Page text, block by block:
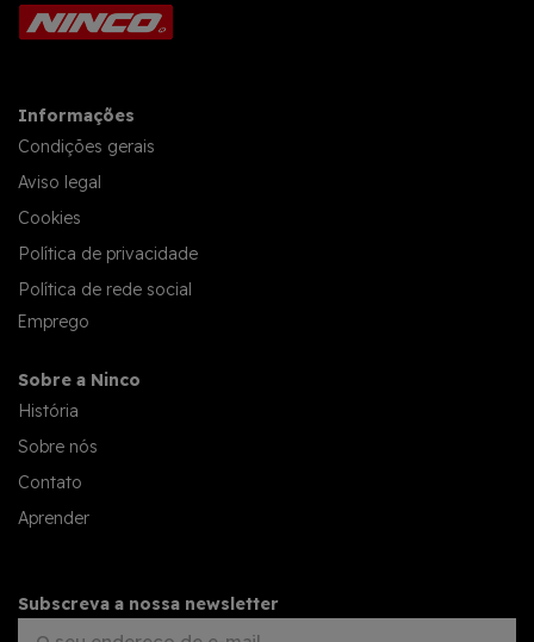
Informações
Condições gerais
Aviso legal
Cookies
Política de privacidade
Política de rede social
Emprego
Sobre a Ninco
História
Sobre nós
Contato
Aprender
Subscreva a nossa newsletter